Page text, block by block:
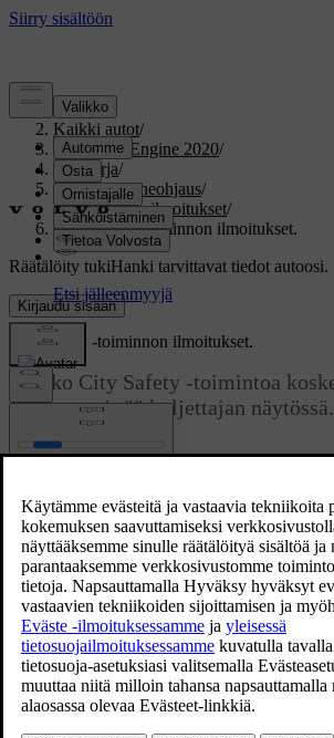
Tuki/
Kaikki autot/
V60 Twin Engine 2020/
Ohjekirja/
Näytöt ja puheohjaus/
Symbolit ja ilmoitukset/
City Safety -toiminnon ilmoitukset.
Räätälöity tukiHanki tarvittavat tiedot autoosi.
Kirjaudu sisään
City Safety -toiminnon ilmoitukset.
Joukko City Safety -toimintoa
voidaan esittää kuljettajan
esimerkkejä.
City Safety
Takatörmäysvaroitus
Kun City Safety jarruttaa
automaattisen
kuljettajan näytön
samalla näkyy teksti-
City Safety
Rajoitettu
toiminnallisuus
Vaatii huollon
Järjestelmä ei toimi
otettava yhteys